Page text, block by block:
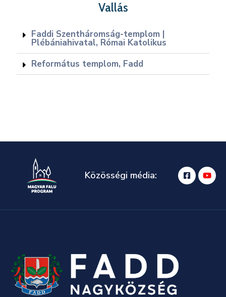
Vallás
Faddi Szentháromság-templom |
Plébániahivatal, Római Katolikus
Református templom, Fadd
Közösségi média: